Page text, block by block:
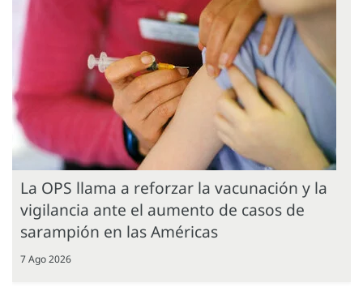
La OPS llama a reforzar la vacunación y la
vigilancia ante el aumento de casos de
sarampión en las Américas
7 Ago 2026